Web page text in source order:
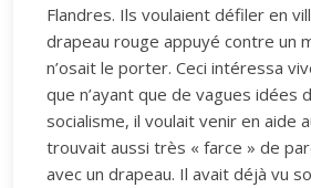
Flandres. Ils voulaient défiler en
drapeau rouge appuyé contre un
n’osait le porter. Ceci intéressa
que n’ayant que de vagues idées
socialisme, il voulait venir en aide
trouvait aussi très « farce » de
avec un drapeau. Il avait déjà vu